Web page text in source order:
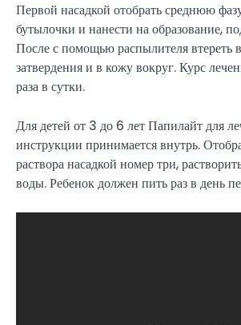
Первой насадкой отобрать среднюю
бутылочки и нанести на образование,
После с помощью распылителя втереть
затвердения и в кожу вокруг. Курс
раза в сутки.
Для детей от 3 до 6 лет Папилайт для
инструкции принимается внутрь.
раствора насадкой номер три,
воды. Ребенок должен пить раз в день